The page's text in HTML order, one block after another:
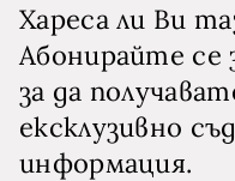
Хареса ли Ви
Абонирайте се
за да
ексклузивно
информация.